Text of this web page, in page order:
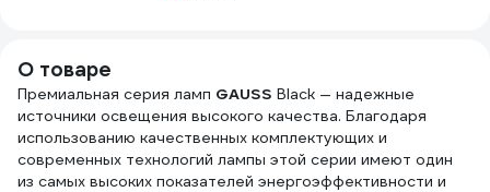
О товаре
Премиальная серия ламп GAUSS Black — надежные
источники освещения высокого качества. Благодаря
использованию качественных комплектующих и
современных технологий лампы этой серии имеют один
из самых высоких показателей энергоэффективности и